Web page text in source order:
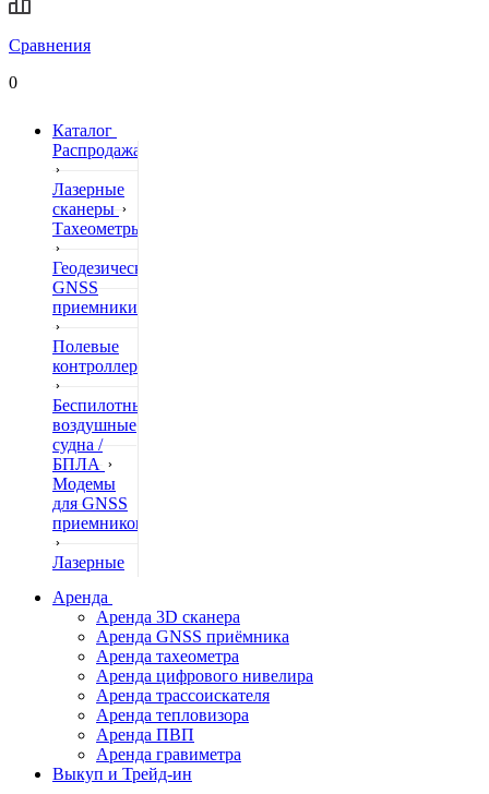
Сравнения
0
Каталог
Распродажа
Лазерные
сканеры
Тахеометры
Геодезические
GNSS
приемники
Полевые
контроллеры
Беспилотные
воздушные
судна /
БПЛА
Модемы
для GNSS
приемников
Лазерные
Нивелиры
Теодолиты
Трассоискатели
Неразрушающий
контроль
Аксессуары
Аренда
Аренда 3D сканера
Аренда GNSS приёмника
Аренда тахеометра
Аренда цифрового нивелира
Аренда трассоискателя
Аренда тепловизора
Аренда ПВП
Аренда гравиметра
Выкуп и Трейд-ин